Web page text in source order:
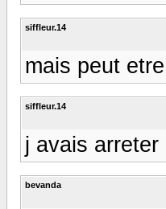
siffleur.14
mais peut
siffleur.14
j avais
bevanda